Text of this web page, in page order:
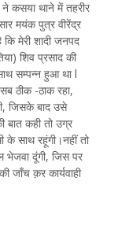
कसया थाने में तहरीर
मयंक पुत्र वीरेंद्र
मेरी शादी जनपद
शिव प्रसाद की
सम्पन्न हुआ था l
ठीक -ठाक रहा,
जिसके बाद उसे
कही तो उग्र
के साथ रहूंगी।नहीं तो
भेजवा दूंगी, जिस पर
जाँच क़र कार्यवाही